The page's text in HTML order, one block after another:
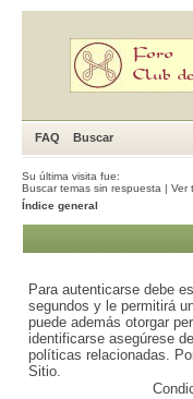
FAQ Buscar
Su última visita fue:
Buscar temas sin respuesta | Ver
Índice general
Para autenticarse debe
segundos y le permitirá
puede además otorgar
identificarse asegúrese
políticas relacionadas.
Sitio.